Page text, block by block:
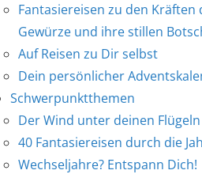
Fantasiereisen zu den
Gewürze und ihre stillen
Auf Reisen zu Dir selbst
Dein persönlicher
Schwerpunktthemen
Der Wind unter deinen Flügeln
40 Fantasiereisen durch die
Wechseljahre? Entspann Dich!